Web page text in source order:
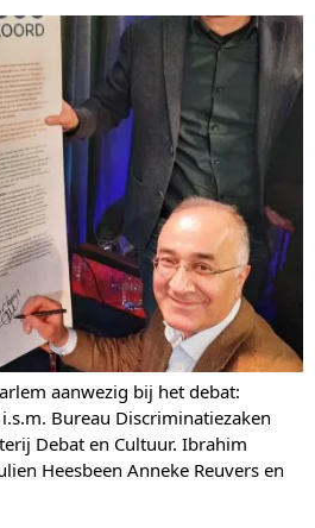
aanwezig bij het debat:
Bureau Discriminatiezaken
Debat en Cultuur. Ibrahim
Heesbeen Anneke Reuvers en